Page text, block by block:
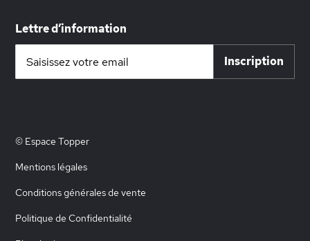
Lettre d’information
notre
Inscription
© Espace Topper
Mentions légales
Conditions générales de vente
Politique de Confidentialité